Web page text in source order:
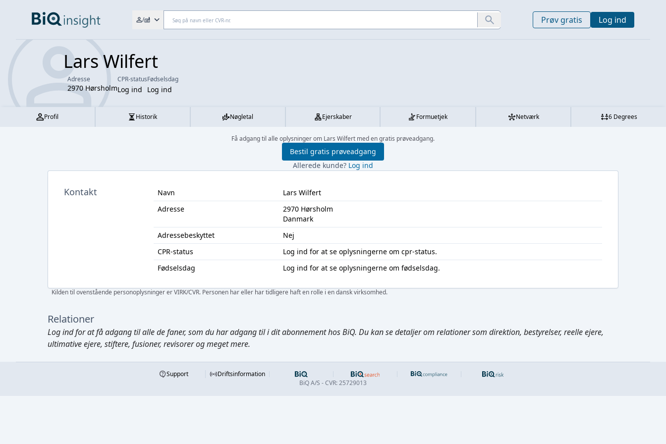
/ Prøv gratis Log ind
Lars Wilfert
Adresse
2970 Hørsholm
CPR-status
Log ind
Fødselsdag
Log ind
Profil Historik Nøgletal Ejerskaber Formuetjek Netværk 6 Degrees
Få adgang til alle oplysninger om Lars Wilfert med en gratis prøveadgang.
Bestil gratis prøveadgang
Allerede kunde? Log ind
Kontakt Navn
Lars Wilfert
Adresse
2970 Hørsholm
Danmark
Adressebeskyttet
Nej
CPR-status
Log ind for at se oplysningerne om cpr-status.
Fødselsdag
Log ind for at se oplysningerne om fødselsdag.
Kilden til ovenstående personoplysninger er VIRK/CVR. Personen har eller har tidligere haft en rolle i en dansk virksomhed.
Relationer
Log indfor at få adgang til alle de faner, som du har adgang til i dit abonnement hos BiQ. Du kan se detaljer om relationer som direktion, bestyrelser, reelle ejere,
ultimative ejere, stiftere, fusioner, revisorer og meget mere.
Support
Driftsinformation
BiQ A/S - CVR: 25729013